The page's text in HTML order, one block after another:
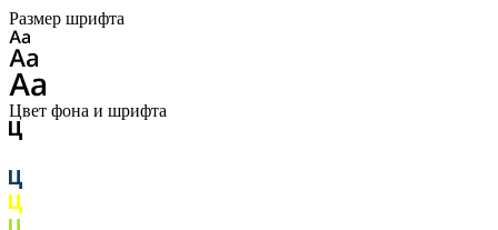
Размер шрифта
Цвет фона и шрифта